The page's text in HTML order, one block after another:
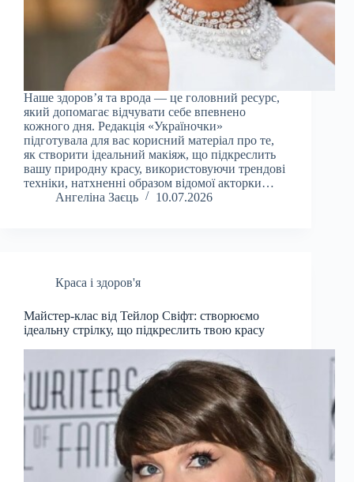
Наше здоров’я та врода — це головний ресурс,
який допомагає відчувати себе впевнено
кожного дня. Редакція «Україночки»
підготувала для вас корисний матеріал про те,
як створити ідеальний макіяж, що підкреслить
вашу природну красу, використовуючи трендові
техніки, натхненні образом відомої акторки…
Ангеліна Заєць
10.07.2026
Краса і здоров'я
Майстер-клас від Тейлор Свіфт: створюємо
ідеальну стрілку, що підкреслить твою красу